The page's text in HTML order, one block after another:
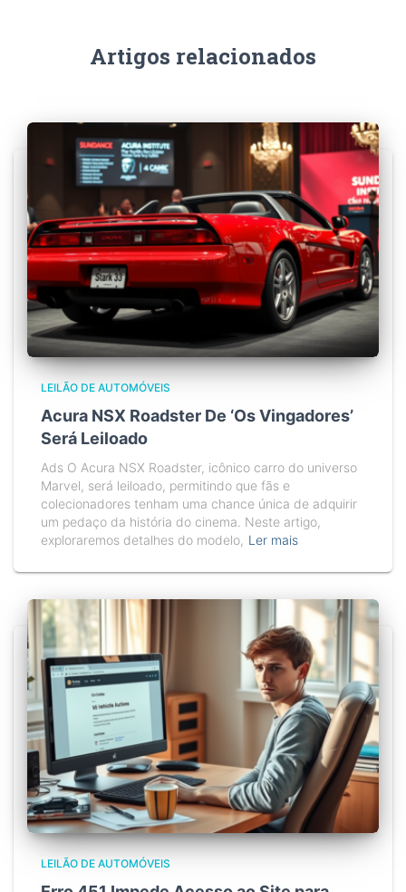
Artigos relacionados
LEILÃO DE AUTOMÓVEIS
Acura NSX Roadster De ‘Os Vingadores’
Será Leiloado
Ads O Acura NSX Roadster, icônico carro do universo
Marvel, será leiloado, permitindo que fãs e
colecionadores tenham uma chance única de adquirir
um pedaço da história do cinema. Neste artigo,
exploraremos detalhes do modelo, Ler mais
LEILÃO DE AUTOMÓVEIS